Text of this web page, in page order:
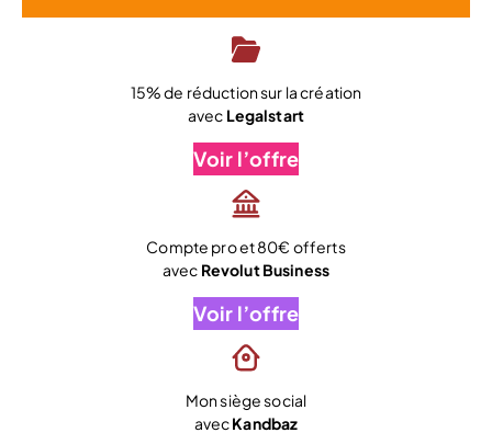
15% de réduction sur la création
avec Legalstart
Voir l’offre
Compte pro et 80€ offerts
avec Revolut Business
Voir l’offre
Mon siège social
avecKandbaz